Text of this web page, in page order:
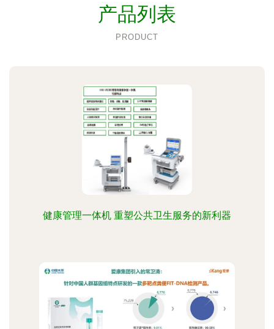
产品列表
PRODUCT
健康管理一体机 重塑公共卫生服务的新利器